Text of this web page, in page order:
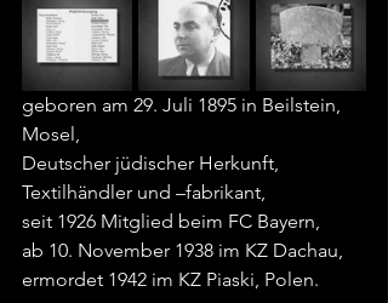
geboren am 29. Juli 1895 in Beilstein,
Mosel,
Deutscher jüdischer Herkunft,
Textilhändler und –fabrikant,
seit 1926 Mitglied beim FC Bayern,
ab 10. November 1938 im KZ Dachau,
ermordet 1942 im KZ Piaski, Polen.